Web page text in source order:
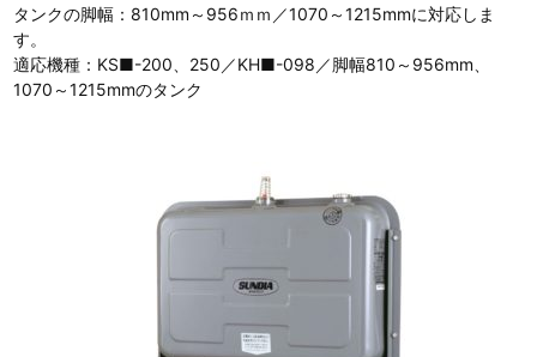
タンクの脚幅：810mm～956ｍｍ／1070～1215mmに対応しま
す。
適応機種：KS■-200、250／KH■-098／脚幅810～956mm、
1070～1215mmのタンク